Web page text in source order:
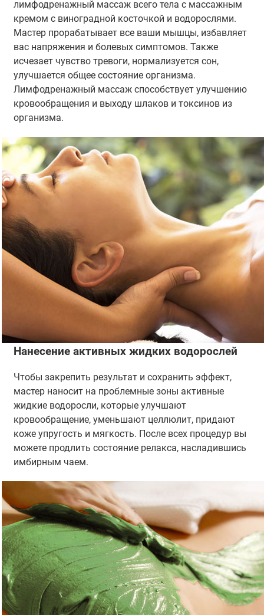
лимфодренажный массаж всего тела с массажным
кремом с виноградной косточкой и водорослями.
Мастер прорабатывает все ваши мышцы, избавляет
вас напряжения и болевых симптомов. Также
исчезает чувство тревоги, нормализуется сон,
улучшается общее состояние организма.
Лимфодренажный массаж способствует улучшению
кровообращения и выходу шлаков и токсинов из
организма.
Нанесение активных жидких водорослей
Чтобы закрепить результат и сохранить эффект,
мастер наносит на проблемные зоны активные
жидкие водоросли, которые улучшают
кровообращение, уменьшают целлюлит, придают
коже упругость и мягкость. После всех процедур вы
можете продлить состояние релакса, насладившись
имбирным чаем.